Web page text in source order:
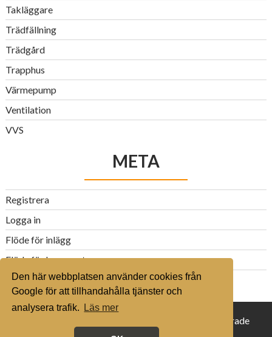
Den här webbplatsen använder cookies från
Google för att tillhandahålla tjänster och
analysera trafik.
Läs mer
Takläggare
Trädfällning
Trädgård
Trapphus
Värmepump
Ventilation
VVS
META
Registrera
Logga in
Flöde för inlägg
Flöde för kommentarer
WordPress.org
© 2016 husvillaguiden.se - Alla rättigheter reserverade